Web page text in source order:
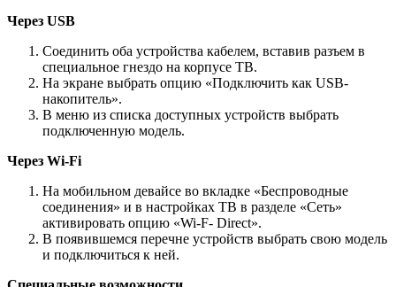
Через USB
Соединить оба устройства кабелем, вставив разъем в
специальное гнездо на корпусе ТВ.
На экране выбрать опцию «Подключить как USB-
накопитель».
В меню из списка доступных устройств выбрать
подключенную модель.
Через Wi-Fi
На мобильном девайсе во вкладке «Беспроводные
соединения» и в настройках ТВ в разделе «Сеть»
активировать опцию «Wi-F- Direct».
В появившемся перечне устройств выбрать свою модель
и подключиться к ней.